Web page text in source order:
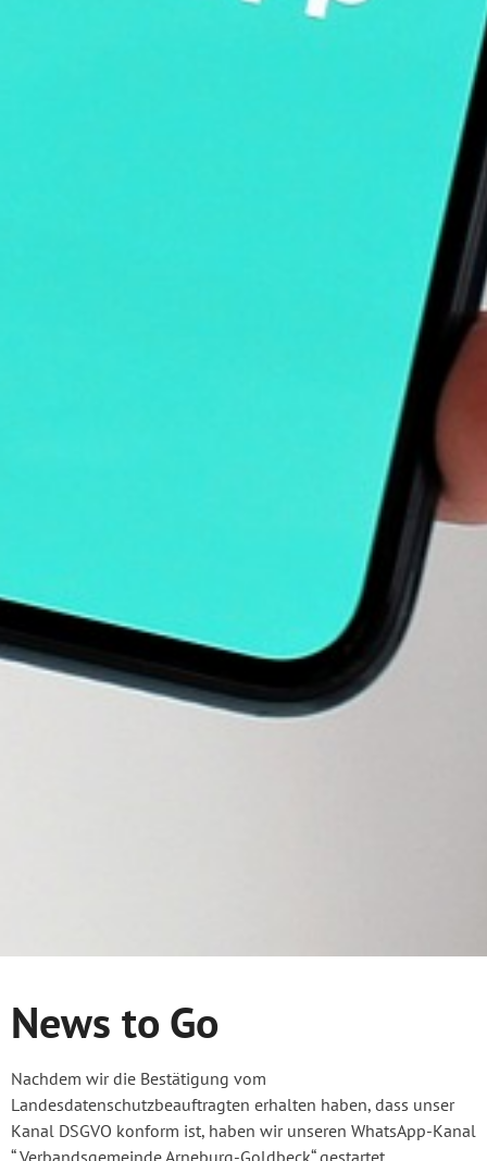
News to Go
Nachdem wir die Bestätigung vom
Landesdatenschutzbeauftragten erhalten haben, dass unser
Kanal DSGVO konform ist, haben wir unseren WhatsApp-Kanal
“ Verbandsgemeinde Arneburg-Goldbeck“ gestartet.